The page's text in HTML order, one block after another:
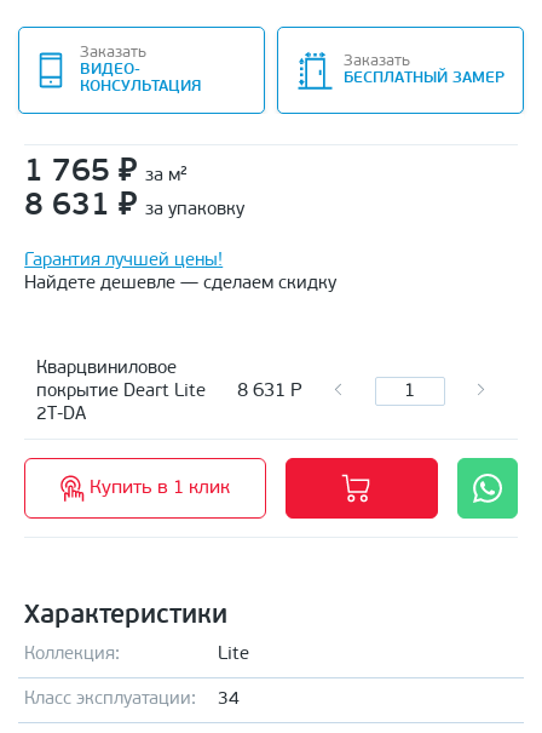
Заказать
ВИДЕО-
КОНСУЛЬТАЦИЯ
Заказать
БЕСПЛАТНЫЙ ЗАМЕР
1 765 ₽ за м²
8 631 ₽ за упаковку
Гарантия лучшей цены!
Найдете дешевле — сделаем скидку
Кварцвиниловое
покрытие Deart Lite
2Т-DA
8 631 Р
Купить в 1 клик
Характеристики
Коллекция: Lite
Класс эксплуатации: 34